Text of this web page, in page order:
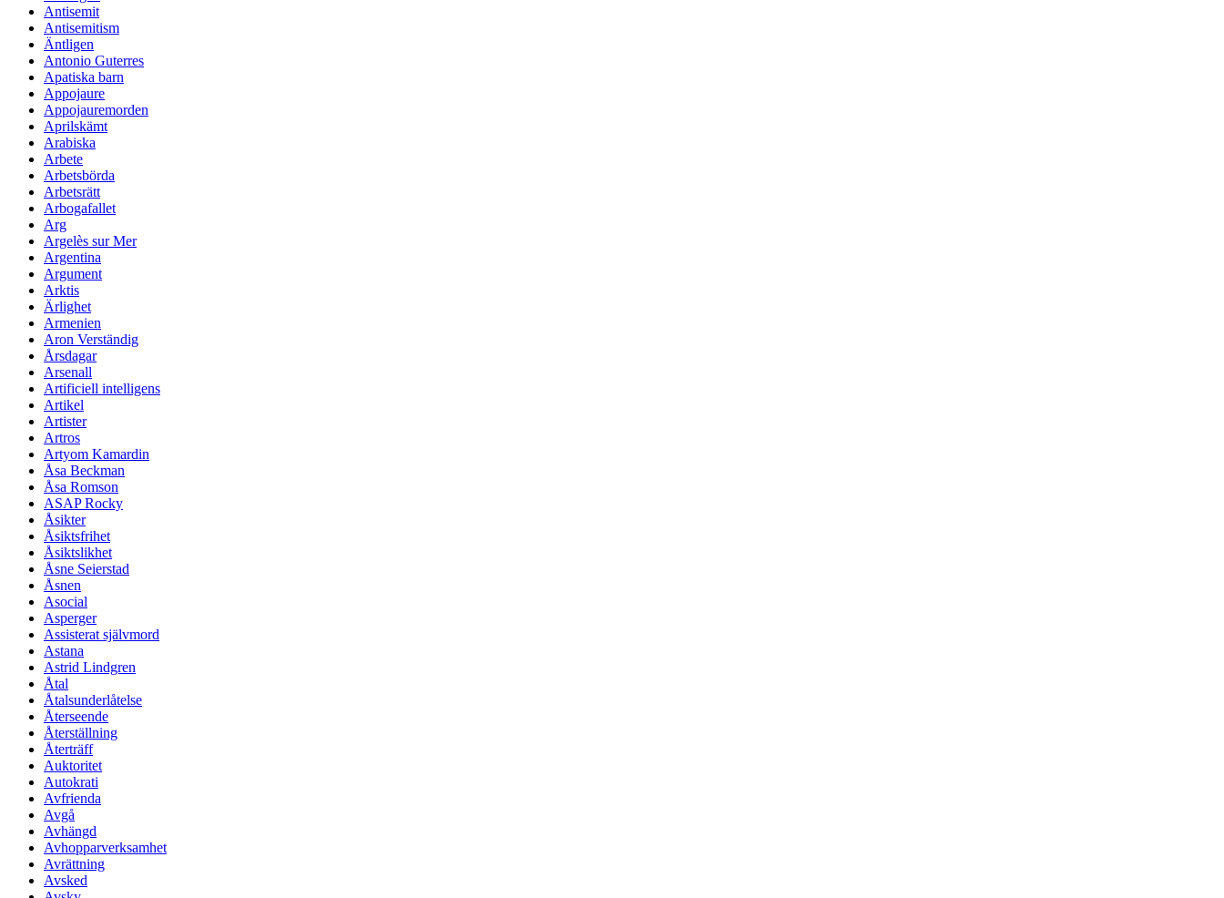
Antisemit
Antisemitism
Äntligen
Antonio Guterres
Apatiska barn
Appojaure
Appojauremorden
Aprilskämt
Arabiska
Arbete
Arbetsbörda
Arbetsrätt
Arbogafallet
Arg
Argelès sur Mer
Argentina
Argument
Arktis
Ärlighet
Armenien
Aron Verständig
Årsdagar
Arsenall
Artificiell intelligens
Artikel
Artister
Artros
Artyom Kamardin
Åsa Beckman
Åsa Romson
ASAP Rocky
Åsikter
Åsiktsfrihet
Åsiktslikhet
Åsne Seierstad
Åsnen
Asocial
Asperger
Assisterat självmord
Astana
Astrid Lindgren
Åtal
Åtalsunderlåtelse
Återseende
Återställning
Återträff
Auktoritet
Autokrati
Avfrienda
Avgå
Avhängd
Avhopparverksamhet
Avrättning
Avsked